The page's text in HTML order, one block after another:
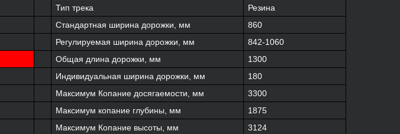
Тип трека
Резина
Стандартная ширина дорожки, мм
860
Регулируемая ширина дорожки, мм 842-1060
Общая длина дорожки, мм
1300
Индивидуальная ширина дорожки, мм
180
Максимум Копание досягаемости, мм
3300
Максимум копание глубины, мм
1875
Максимум Копание высоты, мм 3124